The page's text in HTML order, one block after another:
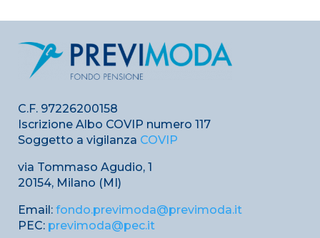
C.F. 97226200158
Iscrizione Albo COVIP numero 117
Soggetto a vigilanza COVIP
via Tommaso Agudio, 1
20154, Milano (MI)
Email:fondo.previmoda@previmoda.it
PEC: previmoda@pec.it